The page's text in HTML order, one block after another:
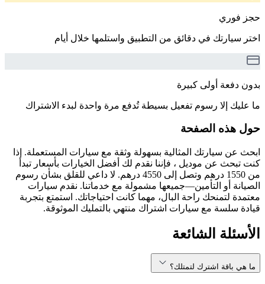
حجز فوري
اختر سيارتك في دقائق من التطبيق واستلمها خلال أيام
بدون دفعة أولى كبيرة
ما عليك إلا رسوم تفعيل بسيطة تُدفع مرة واحدة لبدء الاشتراك
حول هذه الصفحة
ابحث عن سيارتك المثالية بسهولة وثقة مع سيارات المستعملة. إذا
كنت تبحث عن موديل ، فإننا نقدم لك أفضل الخيارات بأسعار تبدأ
من 1550 درهم وتصل إلى 4550 درهم. لا داعي للقلق بشأن رسوم
الصيانة أو التأمين—جميعها مشمولة مع خدماتنا. نقدم سيارات
معتمدة لتمنحك راحة البال، مهما كانت احتياجاتك. استمتع بتجربة
قيادة سلسة مع سيارات اشتراك منتهي بالتمليك الموثوقة.
الأسئلة الشائعة
ما هي باقة اشترك لتمتلك؟